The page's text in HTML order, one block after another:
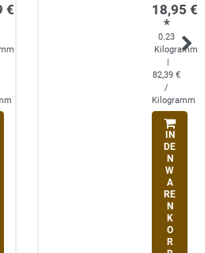
€
18,95 €
*
0.23
Kilogramm
|
82,39 €
/
Kilogramm
IN
DE
N
W
A
RE
N
K
O
R